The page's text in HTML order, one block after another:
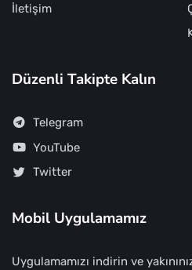
İletişim
Düzenli Takipte Kalın
Telegram
YouTube
Twitter
Mobil Uygulamamız
Uygulamamızı indirin ve